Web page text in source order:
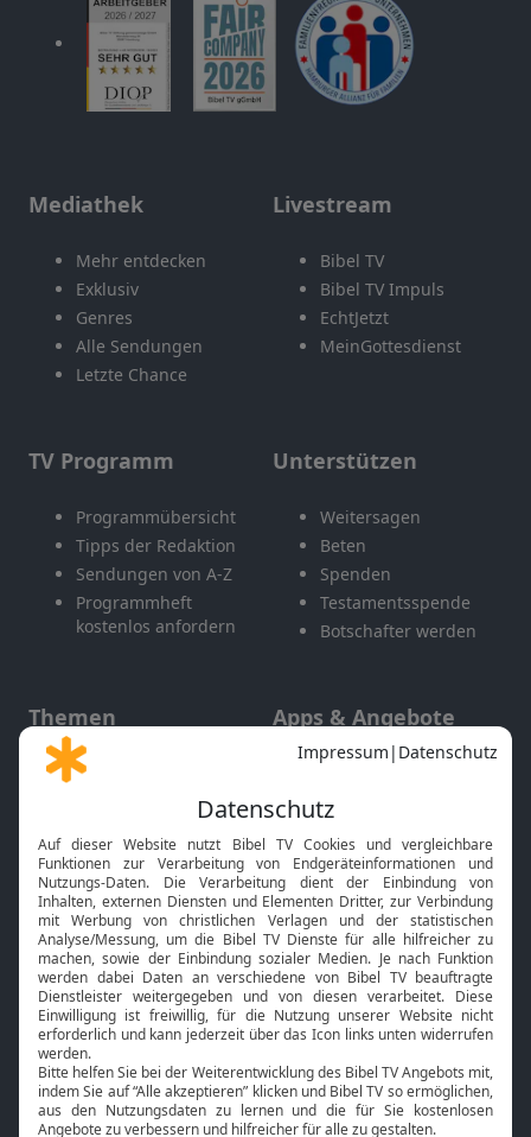
Mediathek
Mehr entdecken
Exklusiv
Genres
Alle Sendungen
Letzte Chance
Livestream
Bibel TV
Bibel TV Impuls
EchtJetzt
MeinGottesdienst
TV Programm
Programmübersicht
Tipps der Redaktion
Sendungen von A-Z
Programmheft
kostenlos anfordern
Unterstützen
Weitersagen
Beten
Spenden
Testamentsspende
Botschafter werden
Themen
Gott und Bibel erklärt
Neuigkeiten
Apps & Angebote
Mobile App
Smart TV
HbbTV
Bibelthek Online-Bibel
Nächster Gottesdienst
Bibel TV
Über uns
Jobs
Service
Kontakt
TV-Empfang